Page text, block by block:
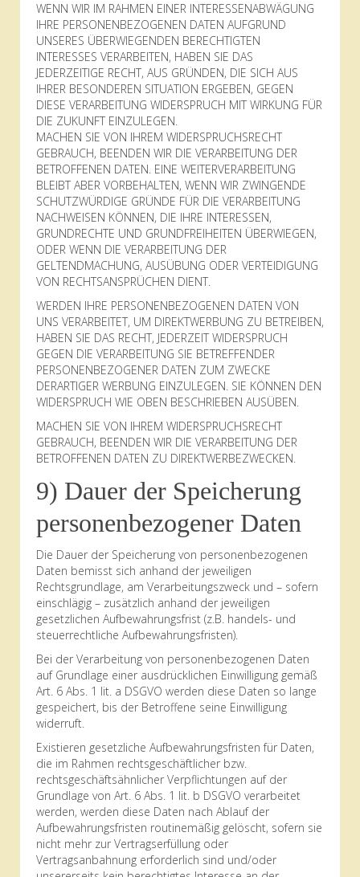
WENN WIR IM RAHMEN EINER INTERESSENABWÄGUNG
IHRE PERSONENBEZOGENEN DATEN AUFGRUND
UNSERES ÜBERWIEGENDEN BERECHTIGTEN
INTERESSES VERARBEITEN, HABEN SIE DAS
JEDERZEITIGE RECHT, AUS GRÜNDEN, DIE SICH AUS
IHRER BESONDEREN SITUATION ERGEBEN, GEGEN
DIESE VERARBEITUNG WIDERSPRUCH MIT WIRKUNG FÜR
DIE ZUKUNFT EINZULEGEN.
MACHEN SIE VON IHREM WIDERSPRUCHSRECHT
GEBRAUCH, BEENDEN WIR DIE VERARBEITUNG DER
BETROFFENEN DATEN. EINE WEITERVERARBEITUNG
BLEIBT ABER VORBEHALTEN, WENN WIR ZWINGENDE
SCHUTZWÜRDIGE GRÜNDE FÜR DIE VERARBEITUNG
NACHWEISEN KÖNNEN, DIE IHRE INTERESSEN,
GRUNDRECHTE UND GRUNDFREIHEITEN ÜBERWIEGEN,
ODER WENN DIE VERARBEITUNG DER
GELTENDMACHUNG, AUSÜBUNG ODER VERTEIDIGUNG
VON RECHTSANSPRÜCHEN DIENT.
WERDEN IHRE PERSONENBEZOGENEN DATEN VON
UNS VERARBEITET, UM DIREKTWERBUNG ZU BETREIBEN,
HABEN SIE DAS RECHT, JEDERZEIT WIDERSPRUCH
GEGEN DIE VERARBEITUNG SIE BETREFFENDER
PERSONENBEZOGENER DATEN ZUM ZWECKE
DERARTIGER WERBUNG EINZULEGEN. SIE KÖNNEN DEN
WIDERSPRUCH WIE OBEN BESCHRIEBEN AUSÜBEN.
MACHEN SIE VON IHREM WIDERSPRUCHSRECHT
GEBRAUCH, BEENDEN WIR DIE VERARBEITUNG DER
BETROFFENEN DATEN ZU DIREKTWERBEZWECKEN.
9) Dauer der Speicherung
personenbezogener Daten
Die Dauer der Speicherung von personenbezogenen
Daten bemisst sich anhand der jeweiligen
Rechtsgrundlage, am Verarbeitungszweck und – sofern
einschlägig – zusätzlich anhand der jeweiligen
gesetzlichen Aufbewahrungsfrist (z.B. handels- und
steuerrechtliche Aufbewahrungsfristen).
Bei der Verarbeitung von personenbezogenen Daten
auf Grundlage einer ausdrücklichen Einwilligung gemäß
Art. 6 Abs. 1 lit. a DSGVO werden diese Daten so lange
gespeichert, bis der Betroffene seine Einwilligung
widerruft.
Existieren gesetzliche Aufbewahrungsfristen für Daten,
die im Rahmen rechtsgeschäftlicher bzw.
rechtsgeschäftsähnlicher Verpflichtungen auf der
Grundlage von Art. 6 Abs. 1 lit. b DSGVO verarbeitet
werden, werden diese Daten nach Ablauf der
Aufbewahrungsfristen routinemäßig gelöscht, sofern sie
nicht mehr zur Vertragserfüllung oder
Vertragsanbahnung erforderlich sind und/oder